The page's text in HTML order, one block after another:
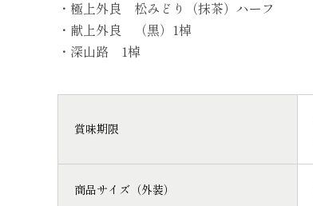
・極上外良 松みどり（抹茶）ハーフ
・献上外良 （黒）1棹
・深山路 1棹
賞味期限
商品サイズ（外装）